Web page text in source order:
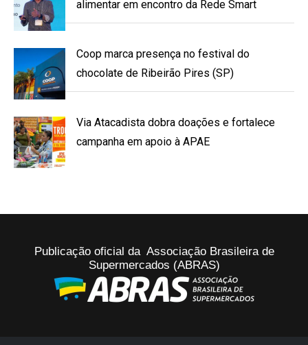
alimentar em encontro da Rede Smart
Coop marca presença no festival do
chocolate de Ribeirão Pires (SP)
Via Atacadista dobra doações e fortalece
campanha em apoio à APAE
Publicação oficial da Associação Brasileira de
Supermercados (ABRAS)